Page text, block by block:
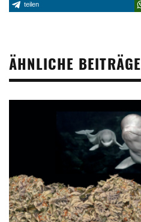
teilen
ÄHNLICHE BEITRÄGE